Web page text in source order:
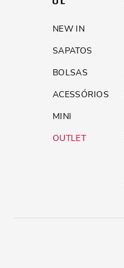
NEW IN
SAPATOS
BOLSAS
ACESSÓRIOS
MINI
OUTLET